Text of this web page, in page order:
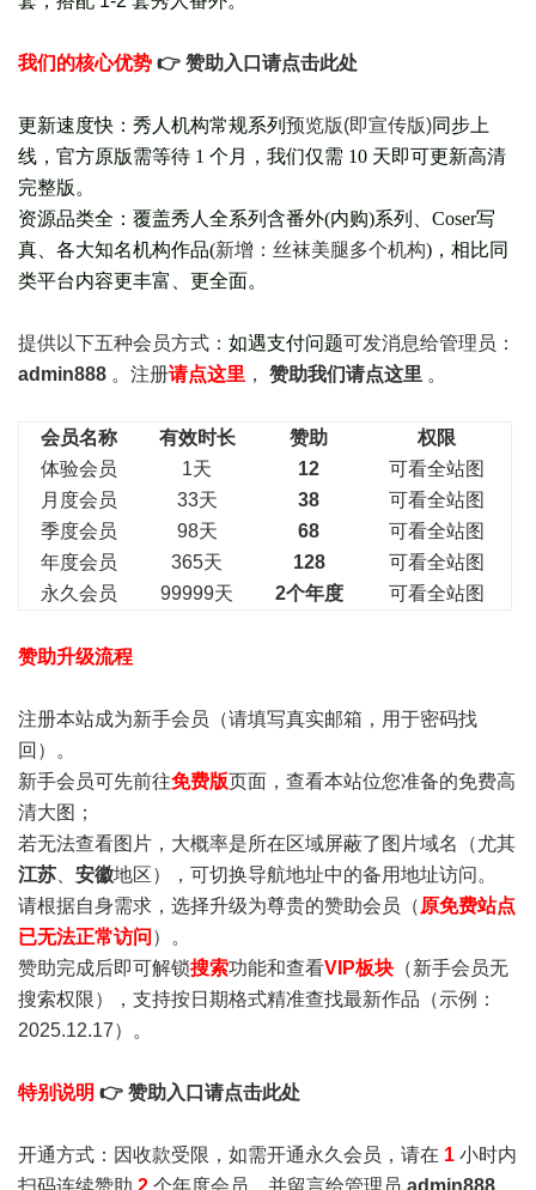
我们的核心优势 👉 赞助入口请点击此处
更新速度快：秀人机构常规系列 预览版(即宣传版)同步上
线，官方原版需等待 1 个月，我们仅需 10 天即可更新高清
完整版。
资源品类全：覆盖秀人全系列含番外(内购)系列、Coser写
真、各大知名机构作品(新增：丝袜美腿多个机构)，相比同
类平台内容更丰富、更全面。
提供以下五种会员方式： 如遇支付问题可发消息给管理员：
admin888 。注册请点这里 ， 赞助我们请点这里 。
会员名称 有效时长 赞助
权限
体验会员
1天 12
可看全站图
月度会员
33天 38
可看全站图
季度会员
98天 68
可看全站图
年度会员
365天 128
可看全站图
永久会员
99999天 2个年度 可看全站图
赞助升级流程
注册本站成为新手会员 （请填写真实邮箱，用于密码找
回）。
新手会员可先前往免费版页面，查看本站位您准备的免费高
清大图；
若无法查看图片，大概率是所在区域屏蔽了图片域名（尤其
江苏
安徽地区），可切换导航地址中的备用地址访问。
请根据自身需求，选择升级为尊贵的赞助会员（ 原免费站点
已无法正常访问 ）。
赞助完成后即可解锁搜索功能和查看VIP板块 （新手会员无
搜索权限），支持按日期格式精准查找最新作品（示例：
2025.12.17）。
特别说明 👉 赞助入口请点击此处
开通方式：因收款受限，如需开通永久会员，请在 1 小时内
扫码连续赞助 2 个年度会员，并留言给管理员 admin888